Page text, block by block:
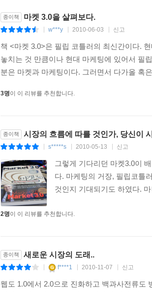
종이책 마켓 3.0을 살펴보다.
w***y 2010-06-03 신고
책 <마켓 3.0>은 필립 코틀러의 최신간이다.
놓치는 것 만큼이나 현대 마케팅에 있어서 필
분은 마켓과 마케팅이다. 그러면서 다가올 혹
3명이 이 리뷰를 추천합니다.
종이책 시장의 흐름에 따를 것인가, 당신이
s*****s 2010-05-13 신고
그렇게 기다리던 마켓3.0이
다. 마케팅의 거장, 필립코틀
것인지 기대되기도 하였다.
2명이 이 리뷰를 추천합니다.
종이책 새로운 시장의 도래..
f****1 2010-11-07 신고
웹도 1.0에서 2.0으로 진화하고 백과사전류도